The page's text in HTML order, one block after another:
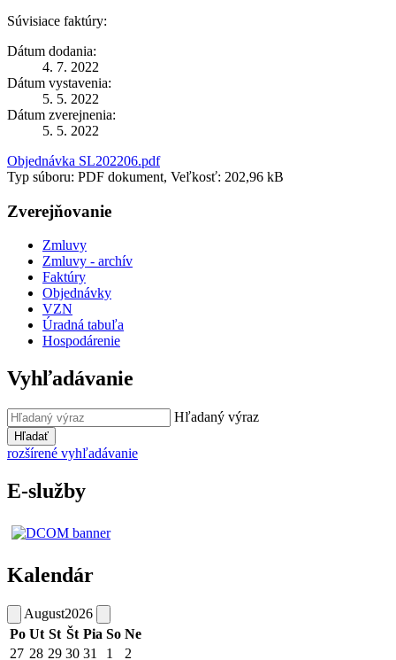
Súvisiace faktúry:
Dátum dodania:
4. 7. 2022
Dátum vystavenia:
5. 5. 2022
Dátum zverejnenia:
5. 5. 2022
Objednávka SL202206.pdf
Typ súboru: PDF dokument, Veľkosť: 202,96 kB
Zverejňovanie
Zmluvy
Zmluvy - archív
Faktúry
Objednávky
VZN
Úradná tabuľa
Hospodárenie
Vyhľadávanie
Hľadaný výraz
Hľadať
rozšírené vyhľadávanie
E-služby
Kalendár
August2026
Po Ut St Št Pia So Ne
27 28 29 30 31 1 2